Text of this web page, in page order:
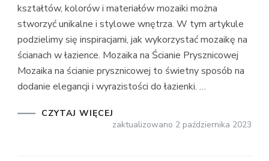
kształtów, kolorów i materiałów mozaiki można
stworzyć unikalne i stylowe wnętrza. W tym artykule
podzielimy się inspiracjami, jak wykorzystać mozaikę na
ścianach w łazience. Mozaika na Ścianie Prysznicowej
Mozaika na ścianie prysznicowej to świetny sposób na
dodanie elegancji i wyrazistości do łazienki. …
CZYTAJ WIĘCEJ
zaktualizowano 2 października 2023